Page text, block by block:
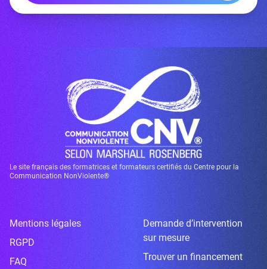
Le site français des formatrices et formateurs certifiés du Centre pour la
Communication NonViolente®
Mentions légales
RGPD
FAQ
Demande d’intervention
sur mesure
Trouver un financement